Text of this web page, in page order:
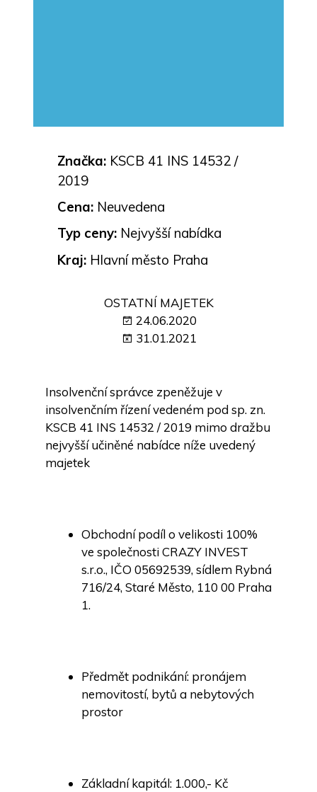
Značka: KSCB 41 INS 14532 /
2019
Cena: Neuvedena
Typ ceny: Nejvyšší nabídka
Kraj: Hlavní město Praha
OSTATNÍ MAJETEK
24.06.2020
31.01.2021
Insolvenční správce zpeněžuje v
insolvenčním řízení vedeném pod sp. zn.
KSCB 41 INS 14532 / 2019 mimo dražbu
nejvyšší učiněné nabídce níže uvedený
majetek
Obchodní podíl o velikosti 100%
ve společnosti CRAZY INVEST
s.r.o., IČO 05692539, sídlem Rybná
716/24, Staré Město, 110 00 Praha
1.
Předmět podnikání: pronájem
nemovitostí, bytů a nebytových
prostor
Základní kapitál: 1.000,- Kč